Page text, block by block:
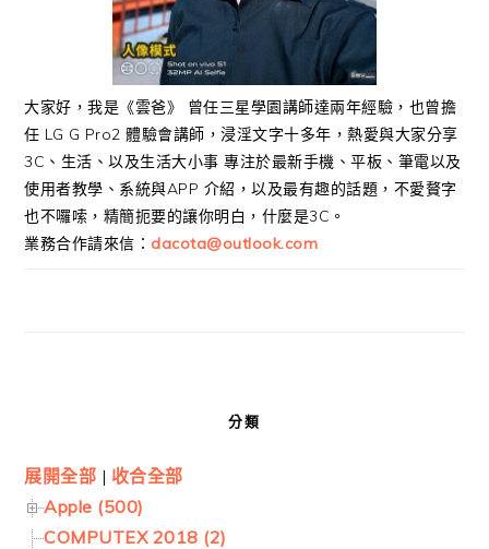
大家好，我是《雲爸》 曾任三星學園講師達兩年經驗，也曾擔
任 LG G Pro2 體驗會講師，浸淫文字十多年，熱愛與大家分享
3C、生活、以及生活大小事 專注於最新手機、平板、筆電以及
使用者教學、系統與APP 介紹，以及最有趣的話題，不愛贅字
也不囉嗦，精簡扼要的讓你明白，什麼是3C。
業務合作請來信： dacota@outlook.com
分類
展開全部 | 收合全部
Apple (500)
COMPUTEX 2018 (2)